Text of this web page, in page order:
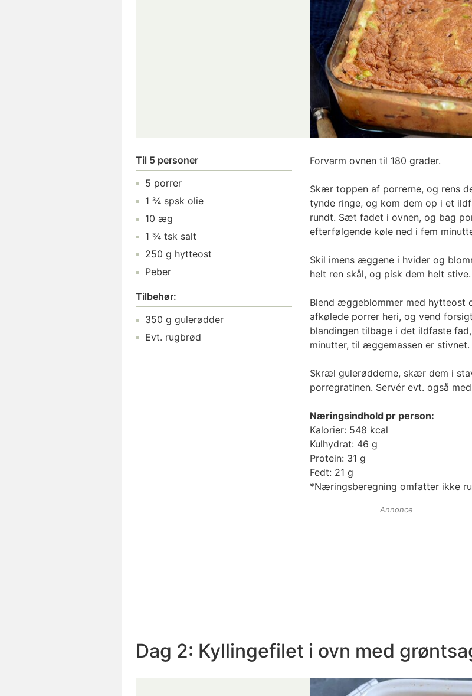
Til 5 personer
5 porrer
1 ¾ spsk olie
10 æg
1 ¾ tsk salt
250 g hytteost
Peber
Tilbehør:
350 g gulerødder
Evt. rugbrød
Forvarm ovnen til 180 grader.
Skær toppen af porrerne, og rens
tynde ringe, og kom dem op i et
rundt. Sæt fadet i ovnen, og bag
efterfølgende køle ned i fem
Skil imens æggene i hvider og
helt ren skål, og pisk dem helt stive.
Blend æggeblommer med hytteost
afkølede porrer heri, og vend
blandingen tilbage i det ildfaste
minutter, til æggemassen er stivnet.
Skræl gulerødderne, skær dem i
porregratinen. Servér evt. også
Næringsindhold pr person:
Kalorier: 548 kcal
Kulhydrat: 46 g
Protein: 31 g
Fedt: 21 g
*Næringsberegning omfatter ikke
Annonce
Dag 2: Kyllingefilet i ovn med